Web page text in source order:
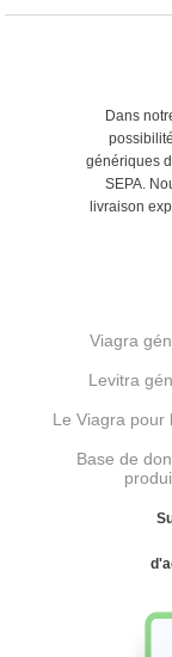
Dans
génériques
SEPA.
livraison
Viagra
Levitra
Le Viagra pour
Base de